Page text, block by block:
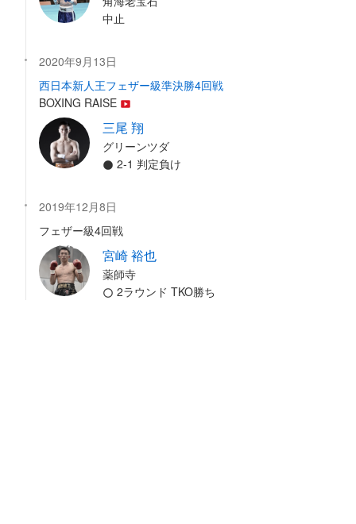
中止
2020年9月13日
西日本新人王フェザー級準決勝4回戦
BOXING RAISE
三尾 翔
グリーンツダ
2-1 判定負け
2019年12月8日
フェザー級4回戦
宮崎 裕也
薬師寺
2ラウンド TKO勝ち